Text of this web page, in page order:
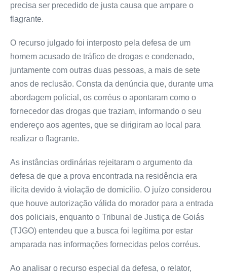
precisa ser precedido de justa causa que ampare o
flagrante.
O recurso julgado foi interposto pela defesa de um
homem acusado de tráfico de drogas e condenado,
juntamente com outras duas pessoas, a mais de sete
anos de reclusão. Consta da denúncia que, durante uma
abordagem policial, os corréus o apontaram como o
fornecedor das drogas que traziam, informando o seu
endereço aos agentes, que se dirigiram ao local para
realizar o flagrante.
As instâncias ordinárias rejeitaram o argumento da
defesa de que a prova encontrada na residência era
ilícita devido à violação de domicílio. O juízo considerou
que houve autorização válida do morador para a entrada
dos policiais, enquanto o Tribunal de Justiça de Goiás
(TJGO) entendeu que a busca foi legítima por estar
amparada nas informações fornecidas pelos corréus.
Ao analisar o recurso especial da defesa, o relator,